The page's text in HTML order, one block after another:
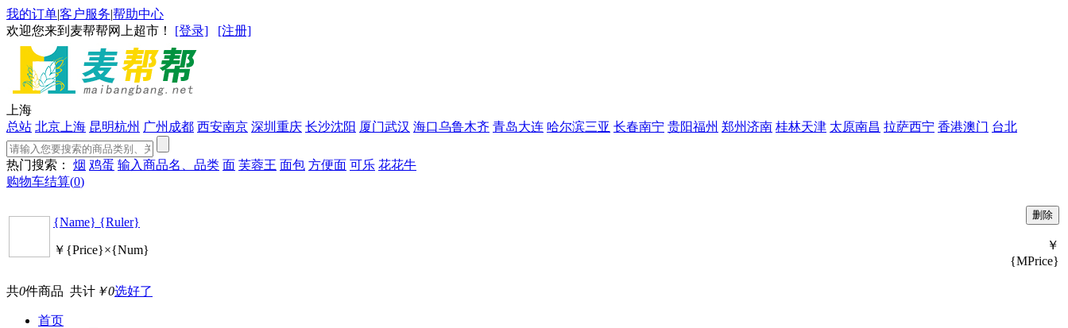
我的订单|客户服务|帮助中心
欢迎您来到麦帮帮网上超市！ [登录] [注册]
上海
总站 北京 上海 昆明杭州 广州 成都 西安南京 深圳 重庆 长沙沈阳 厦门武汉 海口乌鲁木齐 青岛大连 哈尔滨三亚 长春南宁 贵阳福州 郑州济南 桂林天津 太原南昌 拉萨西宁 香港澳门 台北
热门搜索： 烟 鸡蛋 输入商品名、品类 面 芙蓉王 面包 方便面 可乐 花花牛
购物车结算(0)
{Name} {Ruler}
￥{Price}×{Num}
￥
{MPrice}
共0件商品 共计 ￥0选好了
首页